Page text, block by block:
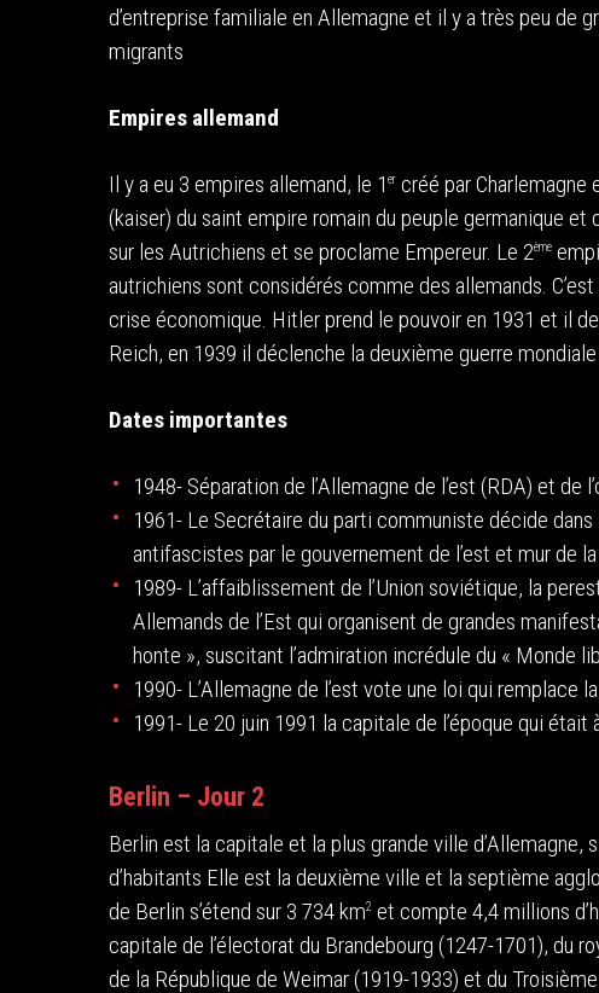
d’entreprise familiale en Allemagne et il y a très peu de
migrants
Empires allemand
Il y a eu 3 empires allemand, le 1 er créé par Charlemagne
(kaiser) du saint empire romain du peuple germanique
sur les Autrichiens et se proclame Empereur. Le 2ème
autrichiens sont considérés comme des allemands.
crise économique. Hitler prend le pouvoir en 1931 et il
Reich, en 1939 il déclenche la deuxième guerre mondiale
Dates importantes
1948- Séparation de l’Allemagne de l’est (RDA) et de
1961- Le Secrétaire du parti communiste décide
antifascistes par le gouvernement de l’est et mur de
1989- L’affaiblissement de l’Union soviétique, la
Allemands de l’Est qui organisent de grandes
honte », suscitant l’admiration incrédule du « Monde
1990- L’Allemagne de l’est vote une loi qui remplace
1991- Le 20 juin 1991 la capitale de l’époque qui
Berlin – Jour 2
Berlin est la capitale et la plus grande ville
d’habitants Elle est la deuxième ville et la septième
de Berlin s’étend sur 3 734 km2 et compte 4,4 millions
capitale de l’électorat du Brandebourg (1247-1701), du
de la République de Weimar (1919-1933) et du